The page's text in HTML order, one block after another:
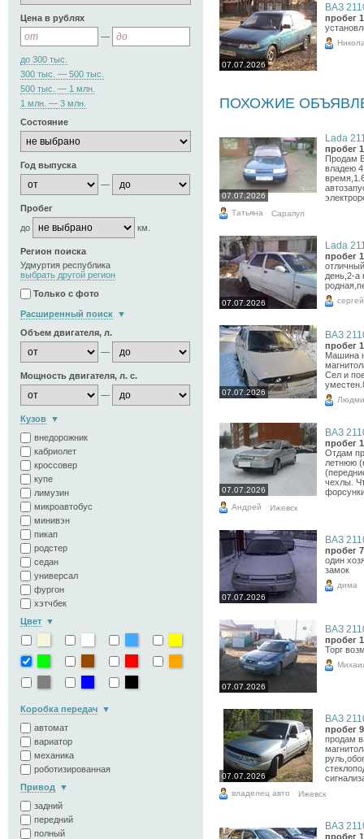
Цена в рублях
—
до 300 тыс.
300 тыс. — 500 тыс.
500 тыс. — 1 млн.
1 млн. — 3 млн.
Состояние
Год выпуска
—
Пробег
до
км.
Регион поиска
Удмуртия республика
выбрать другой регион
Только с фото
Расширенный поиск
Объем двигателя, л.
—
Мощность двигателя, л. с.
—
Кузов
внедорожник
кабриолет
кроссовер
купе
лимузин
микроавтобус
минивэн
пикап
родстер
седан
универсал
фургон
хэтчбек
Цвет
Коробка передач
автомат
вариатор
механика
роботизированная
Привод
задний
передний
полный
07.07.2026
ВАЗ
пробег
ПОХОЖИЕ
07.07.2026
Lada
пробег
Продам
владею
Татьяна Сарапул
07.07.2026
Lada
пробег
день,2-а
сергей
07.07.2026
ВАЗ
пробег
Машина
Сел и
07.07.2026
ВАЗ
пробег
Отдам
летнюю
чехлы.
Андрей Ижевск
07.07.2026
ВАЗ
пробег
один
замок
дима
07.07.2026
ВАЗ
пробег
Торг
07.07.2026
ВАЗ
пробег
продам
владелец авто Ижевск
ВАЗ
пробег